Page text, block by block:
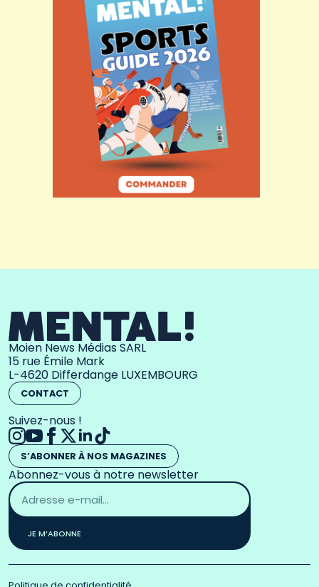
Moien News Médias SARL
15 rue Émile Mark
L-4620 Differdange LUXEMBOURG
CONTACT
Suivez-nous !
S’ABONNER À NOS MAGAZINES
Abonnez-vous à notre newsletter
Adresse
email
*
JE M’ABONNE